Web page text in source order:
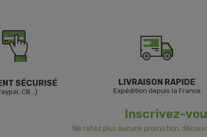
SÉCURISÉ
CB...)
LIVRAISON RAPIDE
Expédition depuis la France
Inscrivez-
Ne ratez plus aucune promotion,